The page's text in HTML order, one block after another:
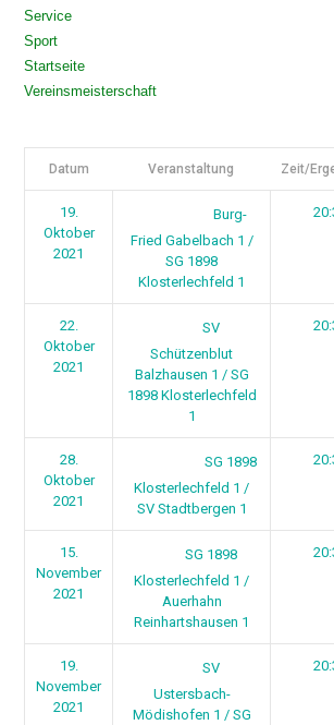
Service
Sport
Startseite
Vereinsmeisterschaft
Datum Veranstaltung Zeit/
19.
Oktober
2021
Burg-
Fried Gabelbach 1 /
SG 1898
Klosterlechfeld 1
22.
Oktober
2021
SV
Schützenblut
Balzhausen 1 / SG
1898 Klosterlechfeld
1
28.
Oktober
2021
SG 1898
Klosterlechfeld 1 /
SV Stadtbergen 1
15.
November
2021
SG 1898
Klosterlechfeld 1 /
Auerhahn
Reinhartshausen 1
19.
November
2021
SV
Ustersbach-
Mödishofen 1 / SG